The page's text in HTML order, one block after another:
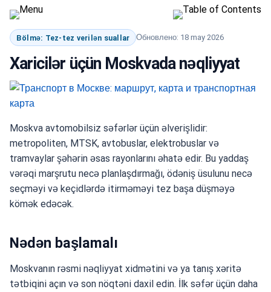
Bölmə: Tez-tez verilən suallar Обновлено: 18 may 2026
Xaricilər üçün Moskvada nəqliyyat
Moskva avtomobilsiz səfərlər üçün əlverişlidir:
metropoliten, MTSK, avtobuslar, elektrobuslar və
tramvaylar şəhərin əsas rayonlarını əhatə edir. Bu yaddaş
vərəqi marşrutu necə planlaşdırmağı, ödəniş üsulunu necə
seçməyi və keçidlərdə itirməməyi tez başa düşməyə
kömək edəcək.
Nədən başlamalı
Moskvanın rəsmi nəqliyyat xidmətini və ya tanış xəritə
tətbiqini açın və son nöqtəni daxil edin. İlk səfər üçün daha